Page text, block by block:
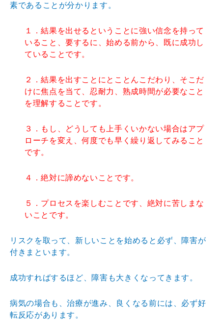
素であることが分かります。
１．結果を出せるということに強い信念を持って
いること、要するに、始める前から、既に成功し
ていることです。
２．結果を出すことにとことんこだわり、そこだ
けに焦点を当て、忍耐力、熟成時間が必要なこと
を理解することです。
３．もし、どうしても上手くいかない場合はアプ
ローチを変え、何度でも早く繰り返してみること
です。
４．絶対に諦めないことです。
５．プロセスを楽しむことです、絶対に苦しまな
いことです。
リスクを取って、新しいことを始めると必ず、障害が
付きまといます。
成功すればするほど、障害も大きくなってきます。
病気の場合も、治療が進み、良くなる前には、必ず好
転反応があります。